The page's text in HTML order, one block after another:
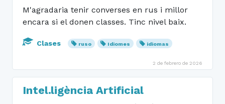
M'agradaria tenir converses en rus i millor
encara si el donen classes. Tinc nivel baix.
Clases ruso Idiomes idiomas
2 de febrero de 2026
Intel.ligència Artificial